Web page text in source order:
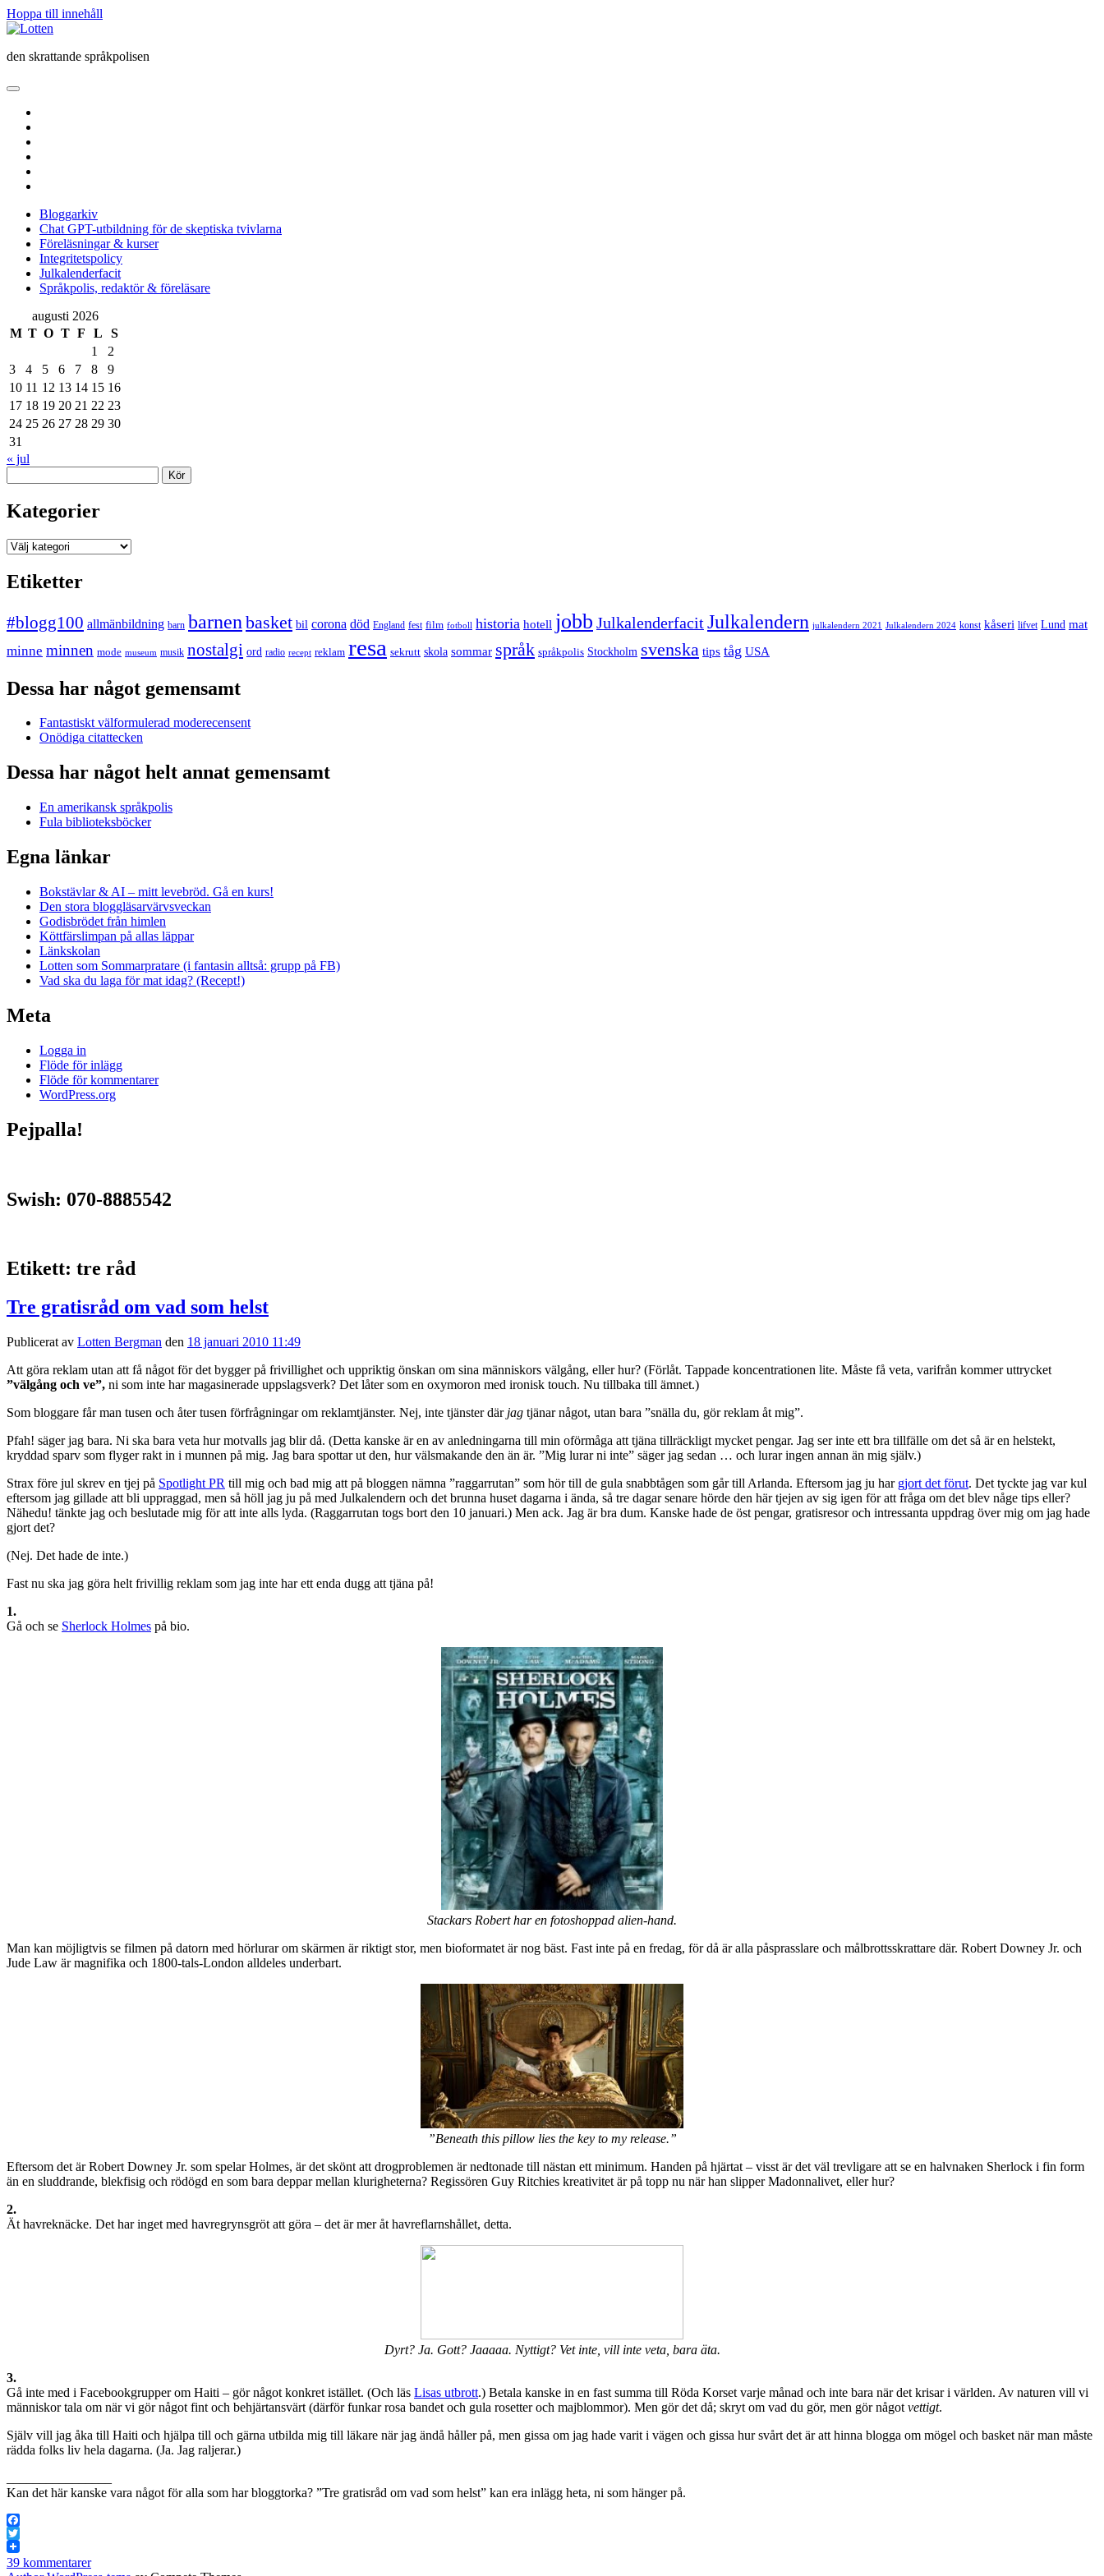
Hoppa till innehåll
Lotten
den skrattande språkpolisen
öppna
meny
Bloggarkiv
Chat GPT-utbildning för de skeptiska tvivlarna
Föreläsningar & kurser
Integritetspolicy
Julkalenderfacit
Språkpolis, redaktör & föreläsare
Sidopanel
augusti 2026
M T O T F L
S
1
2
3
4 5 6 7 8
9
10 11 12 13 14 15 16
17 18 19 20 21 22 23
24 25 26 27 28 29 30
31
« jul
Kategorier
Kategorier
Etiketter
#blogg100 allmänbildning barn barnen basket bil corona död England fest film fotboll historia hotell jobb JulkalenderfacitJulkalendern julkalendern 2021 Julkalendern 2024 konst kåseri lifvet Lund mat
minne minnen mode museum musik nostalgi ord radio recept reklam resa sekrutt skola sommar språk språkpolis Stockholm svenska tips tåg USA
Dessa har något gemensamt
Fantastiskt välformulerad moderecensent
Onödiga citattecken
Dessa har något helt annat gemensamt
En amerikansk språkpolis
Fula biblioteksböcker
Egna länkar
Bokstävlar & AI – mitt levebröd. Gå en kurs!
Den stora bloggläsarvärvsveckan
Godisbrödet från himlen
Köttfärslimpan på allas läppar
Länkskolan
Lotten som Sommarpratare (i fantasin alltså: grupp på FB)
Vad ska du laga för mat idag? (Recept!)
Meta
Logga in
Flöde för inlägg
Flöde för kommentarer
WordPress.org
Pejpalla!
Swish: 070-8885542
Etikett: tre råd
Tre gratisråd om vad som helst
Publicerat av Lotten Bergman den 18 januari 2010 11:49
Att göra reklam utan att få något för det bygger på frivillighet och uppriktig önskan om sina människors välgång, eller hur? (Förlåt. Tappade koncentrationen lite. Måste få veta, varifrån kommer uttrycket
”välgång och ve”, ni som inte har magasinerade uppslagsverk? Det låter som en oxymoron med ironisk touch. Nu tillbaka till ämnet.)
Som bloggare får man tusen och åter tusen förfrågningar om reklamtjänster. Nej, inte tjänster där jag tjänar något, utan bara ”snälla du, gör reklam åt mig”.
Pfah! säger jag bara. Ni ska bara veta hur motvalls jag blir då. (Detta kanske är en av anledningarna till min oförmåga att tjäna tillräckligt mycket pengar. Jag ser inte ett bra tillfälle om det så är en helstekt,
kryddad sparv som flyger rakt in i munnen på mig. Jag bara spottar ut den, hur välsmakande den än är. ”Mig lurar ni inte” säger jag sedan … och lurar ingen annan än mig själv.)
Strax före jul skrev en tjej på Spotlight PR till mig och bad mig att på bloggen nämna ”raggarrutan” som hör till de gula snabbtågen som går till Arlanda. Eftersom jag ju har gjort det förut. Det tyckte jag var kul
eftersom jag gillade att bli uppraggad, men så höll jag ju på med Julkalendern och det brunna huset dagarna i ända, så tre dagar senare hörde den här tjejen av sig igen för att fråga om det blev någe tips eller?
Nähedu! tänkte jag och beslutade mig för att inte alls lyda. (Raggarrutan togs bort den 10 januari.) Men ack. Jag är bra dum. Kanske hade de öst pengar, gratisresor och intressanta uppdrag över mig om jag hade
gjort det?
(Nej. Det hade de inte.)
Fast nu ska jag göra helt frivillig reklam som jag inte har ett enda dugg att tjäna på!
1.
Gå och se Sherlock Holmes på bio.
Stackars Robert har en fotoshoppad alien-hand.
Man kan möjligtvis se filmen på datorn med hörlurar om skärmen är riktigt stor, men bioformatet är nog bäst. Fast inte på en fredag, för då är alla påsprasslare och målbrottsskrattare där. Robert Downey Jr. och
Jude Law är magnifika och 1800-tals-London alldeles underbart.
”Beneath this pillow lies the key to my release.”
Eftersom det är Robert Downey Jr. som spelar Holmes, är det skönt att drogproblemen är nedtonade till nästan ett minimum. Handen på hjärtat – visst är det väl trevligare att se en halvnaken Sherlock i fin form
än en sluddrande, blekfisig och rödögd en som bara deppar mellan klurigheterna? Regissören Guy Ritchies kreativitet är på topp nu när han slipper Madonnalivet, eller hur?
2.
Ät havreknäcke. Det har inget med havregrynsgröt att göra – det är mer åt havreflarnshållet, detta.
Dyrt? Ja. Gott? Jaaaaa. Nyttigt? Vet inte, vill inte veta, bara äta.
3.
Gå inte med i Facebookgrupper om Haiti – gör något konkret istället. (Och läs Lisas utbrott.) Betala kanske in en fast summa till Röda Korset varje månad och inte bara när det krisar i världen. Av naturen vill vi
människor tala om när vi gör något fint och behjärtansvärt (därför funkar rosa bandet och gula rosetter och majblommor). Men gör det då; skryt om vad du gör, men gör något vettigt.
Själv vill jag åka till Haiti och hjälpa till och gärna utbilda mig till läkare när jag ändå håller på, men gissa om jag hade varit i vägen och gissa hur svårt det är att hinna blogga om mögel och basket när man måste
rädda folks liv hela dagarna. (Ja. Jag raljerar.)
Kan det här kanske vara något för alla som har bloggtorka? ”Tre gratisråd om vad som helst” kan era inlägg heta, ni som hänger på.
Facebook
Twitter
39 kommentarer